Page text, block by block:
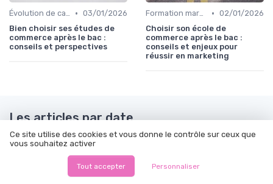
Évolution de carrière marketing • 03/01/2026
Bien choisir ses études de
commerce après le bac :
conseils et perspectives
Formation marketing & upskilling • 02/01/2026
Choisir son école de
commerce après le bac :
conseils et enjeux pour
réussir en marketing
Les articles par date
Août 2023
Décembre 2023
Ce site utilise des cookies et vous donne le contrôle sur ceux que
vous souhaitez activer
Tout accepter Personnaliser